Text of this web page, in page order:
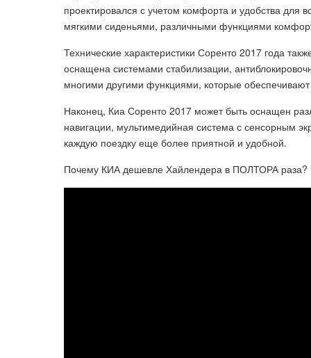
проектировался с учетом комфорта и удобства для
мягкими сиденьями, различными функциями
Технические характеристики Соренто 2017 года
оснащена системами стабилизации,
многими другими функциями, которые
Наконец, Киа Соренто 2017 может быть оснащен
навигации, мультимедийная система с сенсорным
каждую поездку еще более приятной и удобной.
Почему КИА дешевле Хайлендера в ПОЛТОРА раза?